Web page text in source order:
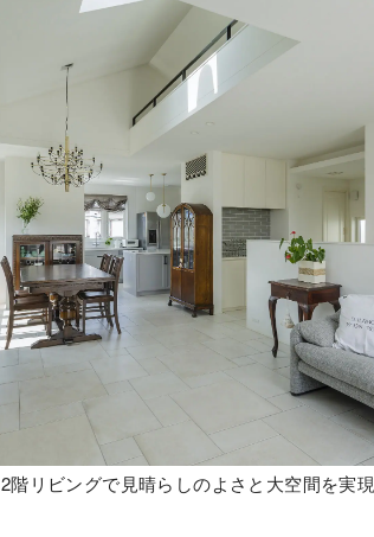
2階リビングで見晴らしのよさと大空間を実現